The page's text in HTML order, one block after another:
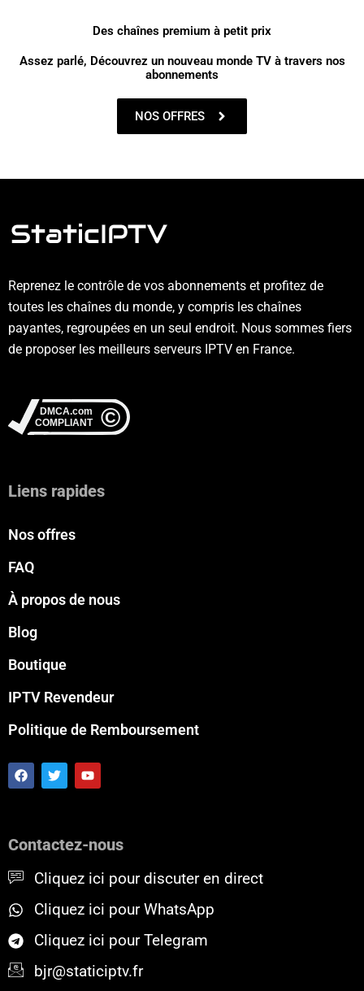
Des chaînes premium à petit prix
Assez parlé, Découvrez un nouveau monde TV à travers nos
abonnements
NOS OFFRES
Reprenez le contrôle de vos abonnements et profitez de
toutes les chaînes du monde, y compris les chaînes
payantes, regroupées en un seul endroit. Nous sommes fiers
de proposer les meilleurs serveurs IPTV en France.
Liens rapides
Nos offres
FAQ
À propos de nous
Blog
Boutique
IPTV Revendeur
Politique de Remboursement
F
a
c
o
T
w
i
r
Y
o
u
e
Contactez-nous
Cliquez ici pour discuter en direct
Cliquez ici pour WhatsApp
Cliquez ici pour Telegram
bjr@staticiptv.fr